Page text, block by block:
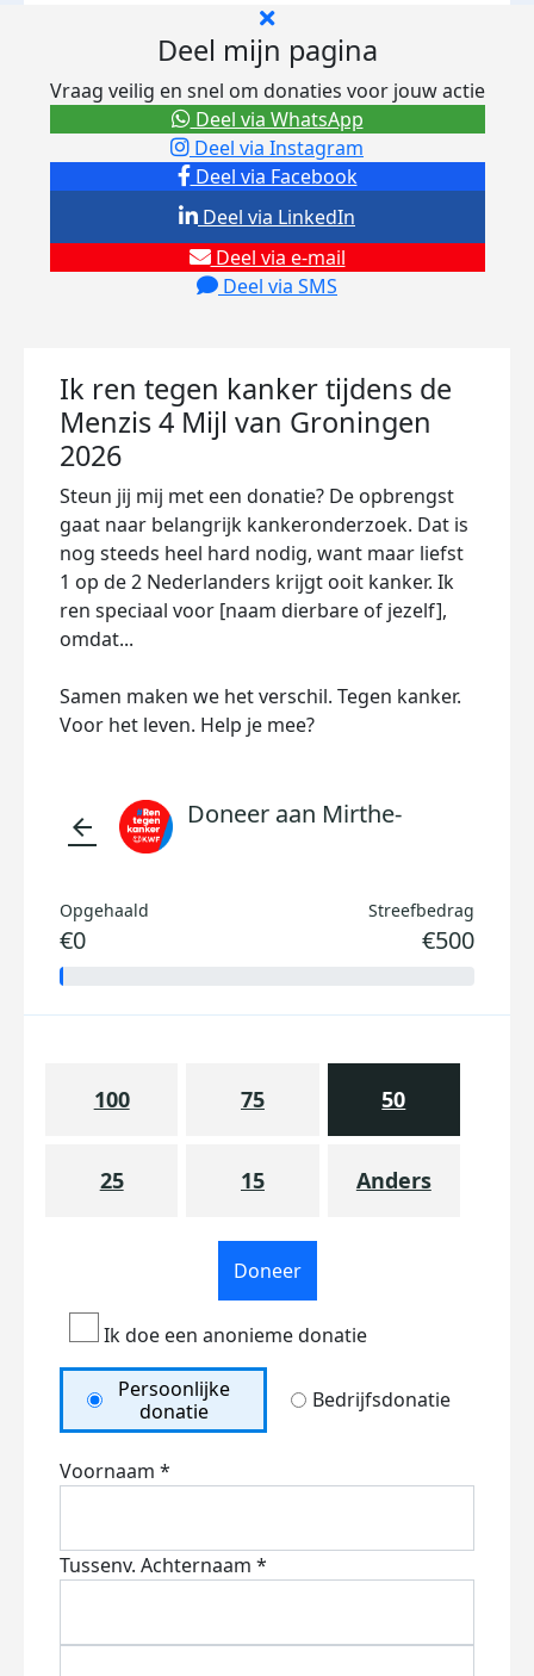
Deel mijn pagina
Vraag veilig en snel om donaties voor jouw actie
Deel via Facebook
Deel via Instagram
Deel via e-mail
Deel via SMS
Deel via LinkedIn
Deel via WhatsApp
Ik ren tegen kanker tijdens de
Menzis 4 Mijl van Groningen
2026
Steun jij mij met een donatie? De opbrengst
gaat naar belangrijk kankeronderzoek. Dat is
nog steeds heel hard nodig, want maar liefst
1 op de 2 Nederlanders krijgt ooit kanker. Ik
ren speciaal voor [naam dierbare of jezelf],
omdat...
Samen maken we het verschil. Tegen kanker.
Voor het leven. Help je mee?
arrow_back Doneer aan Mirthe-
Opgehaald
€0
Streefbedrag
€500
100 75 50
25 15 Anders
Doneer
Ik doe een anonieme donatie
Persoonlijke
donatie
Bedrijfsdonatie
Voornaam *
Tussenv. Achternaam *